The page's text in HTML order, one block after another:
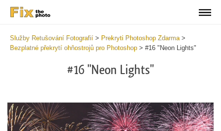
Služby Retušování Fotografií > Prekryti Photoshop Zdarma>
Bezplatné překrytí ohňostrojů pro Photoshop > #16 "Neon Lights"
#16 "Neon Lights"